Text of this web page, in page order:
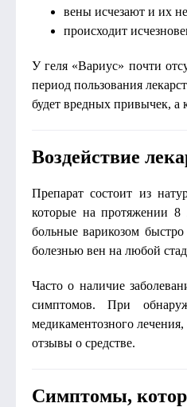
вены исчезают и их
происходит
У геля «Вариус» почти
период пользования
будет вредных привычек, а
Воздействие
Препарат состоит из
которые на протяжении 8
больные варикозом
болезнью вен на любой
Часто о наличие
симптомов. При
медикаментозного
отзывы о средстве.
Симптомы,